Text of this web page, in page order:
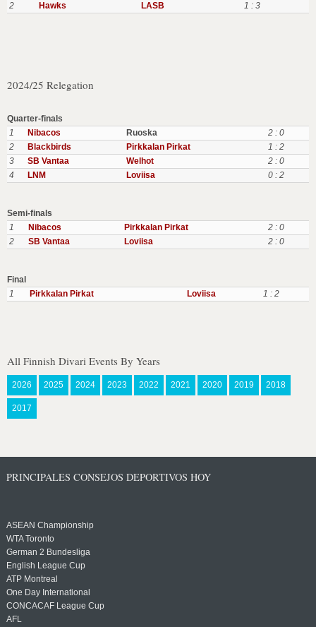
2
Hawks LASB 1 : 3
2024/25 Relegation
Quarter-finals
1
Nibacos Ruoska
2 : 0
2
Blackbirds Pirkkalan Pirkat
1 : 2
3
SB Vantaa Welhot
2 : 0
4
LNM Loviisa 0 : 2
Semi-finals
1
Nibacos Pirkkalan Pirkat
2 : 0
2
SB Vantaa Loviisa 2 : 0
Final
1
Pirkkalan Pirkat Loviisa 1 : 2
All Finnish Divari Events By Years
2026 2025 2024 2023 2022 2021 2020 2019 2018
2017
PRINCIPALES CONSEJOS DEPORTIVOS HOY
ASEAN Championship
WTA Toronto
German 2 Bundesliga
English League Cup
ATP Montreal
One Day International
CONCACAF League Cup
AFL